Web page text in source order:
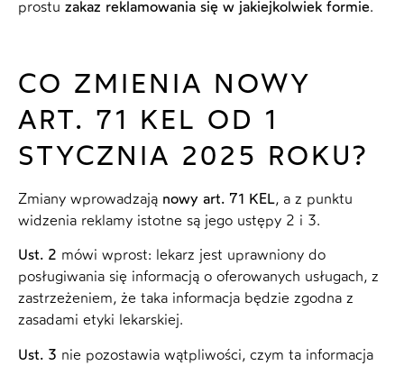
prostu zakaz reklamowania się w jakiejkolwiek formie.
CO ZMIENIA NOWY
ART. 71 KEL OD 1
STYCZNIA 2025 ROKU?
Zmiany wprowadzają nowy art. 71 KEL, a z punktu
widzenia reklamy istotne są jego ustępy 2 i 3.
Ust. 2 mówi wprost: lekarz jest uprawniony do
posługiwania się informacją o oferowanych usługach, z
zastrzeżeniem, że taka informacja będzie zgodna z
zasadami etyki lekarskiej.
Ust. 3 nie pozostawia wątpliwości, czym ta informacja